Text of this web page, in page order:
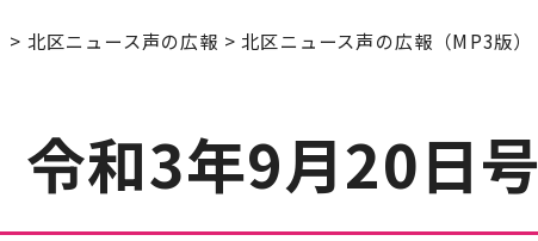
> 北区ニュース声の広報 >北区ニュース声の広報（MP3版）
和3年9月20日号